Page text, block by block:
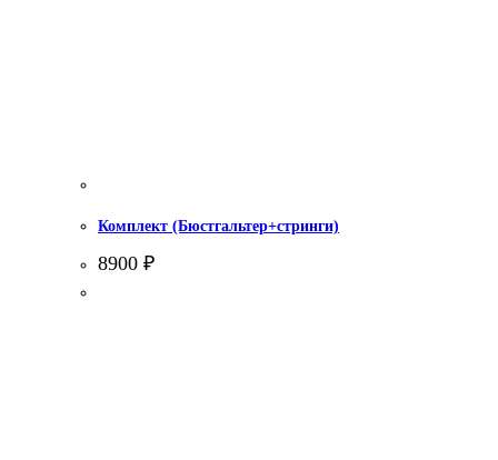
Комплект (Бюстгальтер+стринги)
8900 ₽